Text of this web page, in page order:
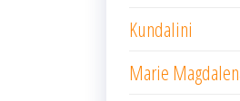
Kundalini
Marie